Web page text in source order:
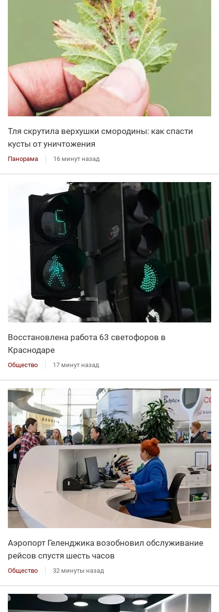
Тля скрутила верхушки смородины: как спасти
кусты от уничтожения
Панорама 16 минут назад
Восстановлена работа 63 светофоров в
Краснодаре
Общество 17 минут назад
Аэропорт Геленджика возобновил обслуживание
рейсов спустя шесть часов
Общество 32 минуты назад